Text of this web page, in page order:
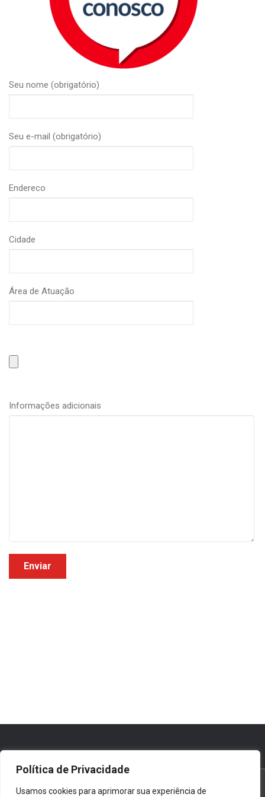
Política de Privacidade
Usamos cookies para aprimorar sua experiência de
Seu nome (obrigatório)
Seu e-mail (obrigatório)
Endereco
Cidade
Área de Atuação
Informações adicionais
Copyright @ 2019 - 2022 - GRUPO GMC. SITE DESENVOLVIDO